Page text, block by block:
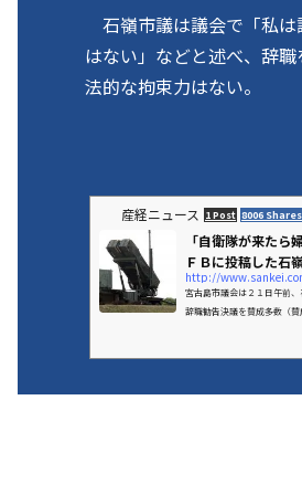
石嶺市議は議会で「私
はない」などと述べ、辞
法的な拘束力はない。
産経ニュース 1 Post 8006 Shares
「自衛隊が来たら
ＦＢに投稿した石
辞職...
宮古島市議会は２１日午前
辞職勧告決議を賛成多数（